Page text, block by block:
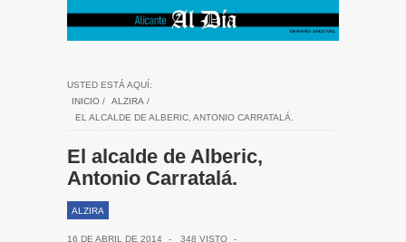
USTED ESTÁ AQUÍ:
INICIO / ALZIRA /
EL ALCALDE DE ALBERIC, ANTONIO CARRATALÁ.
El alcalde de Alberic,
Antonio Carratalá.
ALZIRA
16 DE ABRIL DE 2014 - 348 VISTO
-